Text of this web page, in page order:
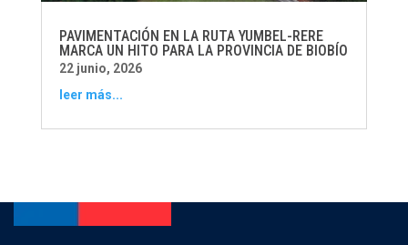
PAVIMENTACIÓN EN LA RUTA YUMBEL-RERE
MARCA UN HITO PARA LA PROVINCIA DE BIOBÍO
22 junio, 2026
leer más...